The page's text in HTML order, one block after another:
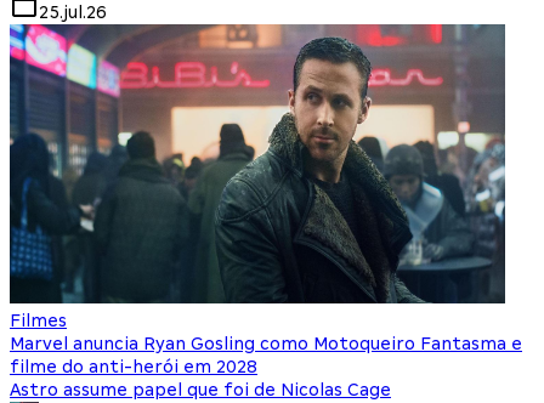
25.jul.26
Filmes
Marvel anuncia Ryan Gosling como Motoqueiro Fantasma e
filme do anti-herói em 2028
Astro assume papel que foi de Nicolas Cage